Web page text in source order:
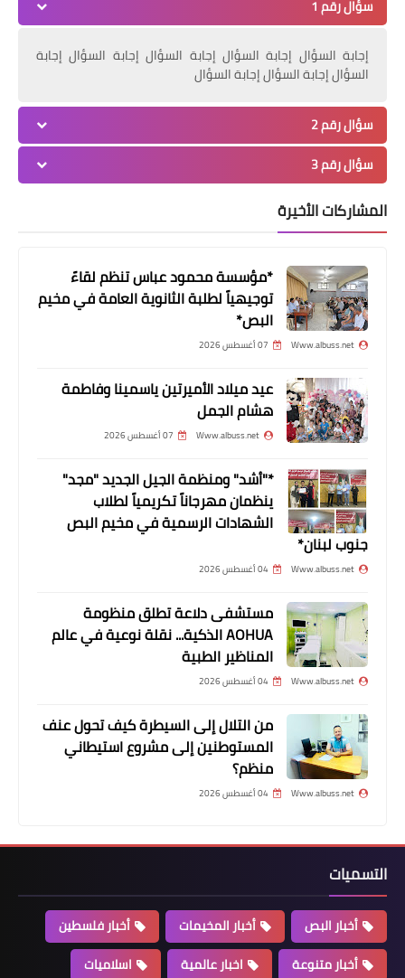
سؤال رقم 1
إجابة السؤال إجابة السؤال إجابة السؤال إجابة السؤال إجابة
السؤال إجابة السؤال إجابة السؤال
سؤال رقم 2
سؤال رقم 3
المشاركات الأخيرة
*مؤسسة محمود عباس تنظم لقاءً
توجيهياً لطلبة الثانوية العامة في مخيم
البص*
Www.albuss.net 07 أغسطس 2026
عيد ميلاد الأميرتين ياسمينا وفاطمة
هشام الجمل
Www.albuss.net 07 أغسطس 2026
*"أشد" ومنظمة الجيل الجديد "مجد"
ينظمان مهرجاناً تكريمياً لطلاب
الشهادات الرسمية في مخيم البص
جنوب لبنان*
Www.albuss.net 04 أغسطس 2026
مستشفى دلاعة تطلق منظومة
AOHUA الذكية... نقلة نوعية في عالم
المناظير الطبية
Www.albuss.net 04 أغسطس 2026
من التلال إلى السيطرة كيف تحول عنف
المستوطنين إلى مشروع استيطاني
منظم؟
Www.albuss.net 04 أغسطس 2026
التسميات
أخبار البص أخبار المخيمات
أخبار فلسطين
أخبار متنوعة
اخبار عالمية
اسلاميات